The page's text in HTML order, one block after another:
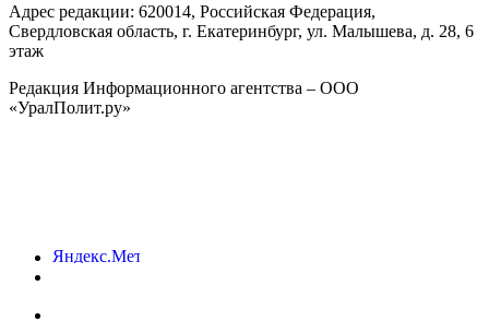
Адрес редакции: 620014, Российская Федерация,
Свердловская область, г. Екатеринбург, ул. Малышева, д. 28, 6
этаж
Редакция Информационного агентства – ООО
«УралПолит.ру»